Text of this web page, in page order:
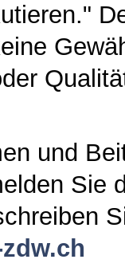
und
Sie